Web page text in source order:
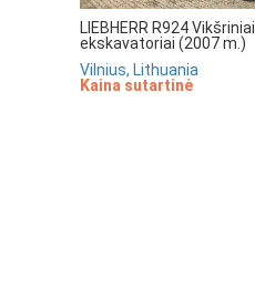
LIEBHERR R924 Vikšriniai
ekskavatoriai (2007 m.)
Vilnius, Lithuania
Kaina sutartinė